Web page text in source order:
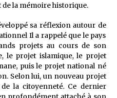
de la mémoire historique.
sa réflexion autour de
Il a rappelé que le pays
projets au cours de son
le projet islamique, le projet
puis le projet national né
Selon lui, un nouveau projet
la citoyenneté. Ce dernier